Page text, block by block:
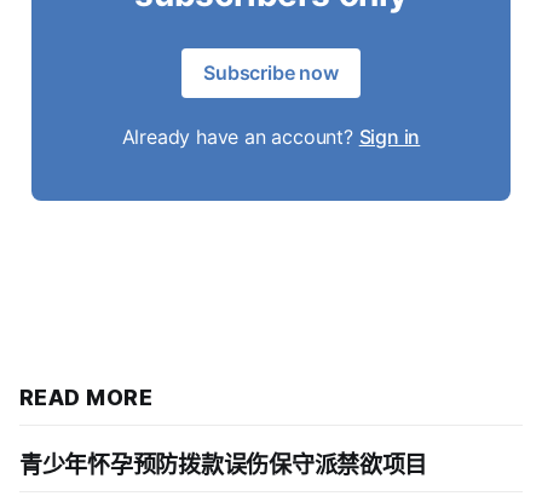
Subscribe now
Already have an account? Sign in
READ MORE
青少年怀孕预防拨款误伤保守派禁欲项目